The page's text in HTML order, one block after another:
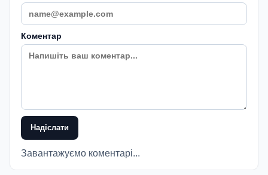
Коментар
Надіслати
Завантажуємо коментарі...